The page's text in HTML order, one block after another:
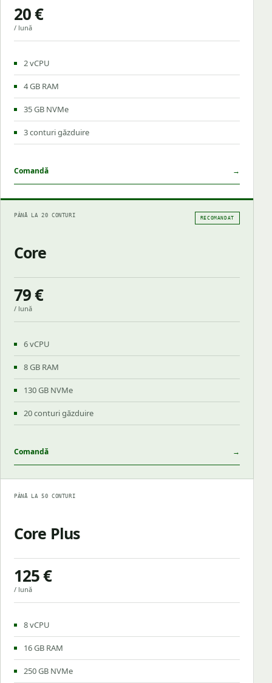
20 €
/ lună
2 vCPU
4 GB RAM
35 GB NVMe
3 conturi găzduire
Comandă →
PÂNĂ LA 20 CONTURI
Core
RECOMANDAT
79 €
/ lună
6 vCPU
8 GB RAM
130 GB NVMe
20 conturi găzduire
Comandă →
PÂNĂ LA 50 CONTURI
Core Plus
125 €
/ lună
8 vCPU
16 GB RAM
250 GB NVMe